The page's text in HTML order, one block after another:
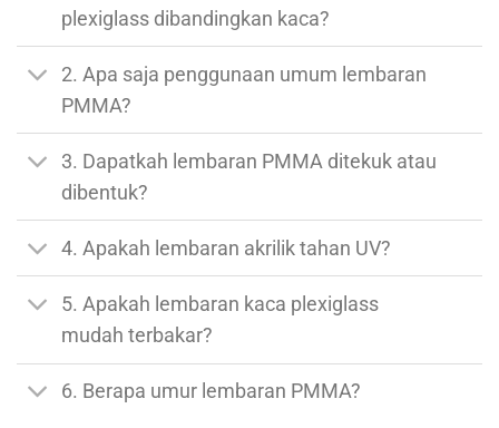
plexiglass dibandingkan kaca?
2. Apa saja penggunaan umum lembaran
PMMA?
3. Dapatkah lembaran PMMA ditekuk atau
dibentuk?
4. Apakah lembaran akrilik tahan UV?
5. Apakah lembaran kaca plexiglass
mudah terbakar?
6. Berapa umur lembaran PMMA?